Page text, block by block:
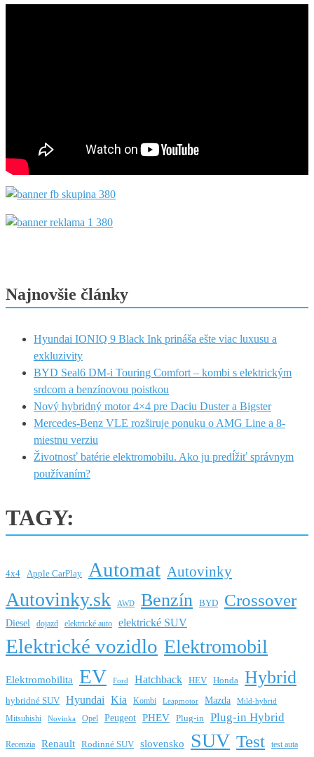
Najnovšie články
Hyundai IONIQ 9 Black Ink prináša ešte viac luxusu a
exkluzivity
BYD Seal6 DM-i Touring Comfort – kombi s elektrickým
srdcom a benzínovou poistkou
Nový hybridný motor 4×4 pre Daciu Duster a Bigster
Mercedes-Benz VLE rozširuje ponuku o AMG Line a 8-
miestnu verziu
Životnosť batérie elektromobilu. Ako ju predĺžiť správnym
používaním?
TAGY:
4x4 Apple CarPlay Automat Autovinky
Autovinky.sk AWD Benzín BYD Crossover
Diesel dojazd elektrické auto elektrické SUV
Elektrické vozidlo Elektromobil
Elektromobilita EV Ford Hatchback HEV Honda Hybrid
hybridné SUV Hyundai Kia Kombi Leapmotor Mazda Mild-hybrid
Mitsubishi Novinka Opel Peugeot PHEV Plug-in Plug-in Hybrid
Recenzia Renault Rodinné SUV slovensko SUV Test test auta